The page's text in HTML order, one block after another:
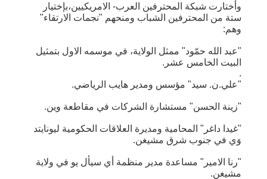
وأختارت شبكة المحترفين العرب- الامريكيين،بإختيار
ستة من المحترفين الشباب ومنحهم "نجمات الارتقاء"
وهم:
"عبد الله حمّود" ممثل الولاية، في موسمه الاول بتمثيل
البيت الخامس عشر.
.
"علي.ن. سيد" مؤسس ومدير هايب الرياضي.
"زينة الحسن" مستشارة الشركات في مقاطعة وين.
"غيدا داغر" المحامية ومديرة العلاقات الحكومية ليونايتد
وَي في جنوب شرق مشيغن.
"رنا الامير" مساعدة مدير منظمة أي سيأل يو في ولاية
مشيغن.